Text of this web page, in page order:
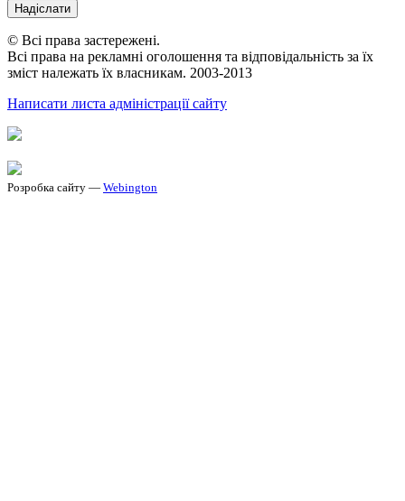
Надіслати
© Всі права застережені.
Всі права на рекламні оголошення та відповідальність за їх
зміст належать їх власникам. 2003-2013
Написати листа адміністрації сайту
Розробка сайту — Webington